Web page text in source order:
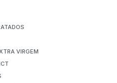
VIRGEM